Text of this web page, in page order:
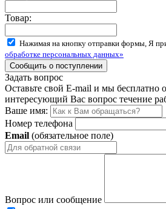
Товар:
Нажимая на кнопку отправки формы, Я
обработке персональных данных»
Задать вопрос
Оставьте свой E-mail и мы бесплатно
интересующий Вас вопрос течение
Ваше имя:
Номер телефона
Email (обязательное поле)
Вопрос или сообщение